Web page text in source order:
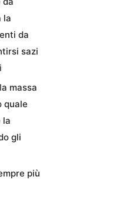
la
da
sazi
massa
quale
la
gli
più